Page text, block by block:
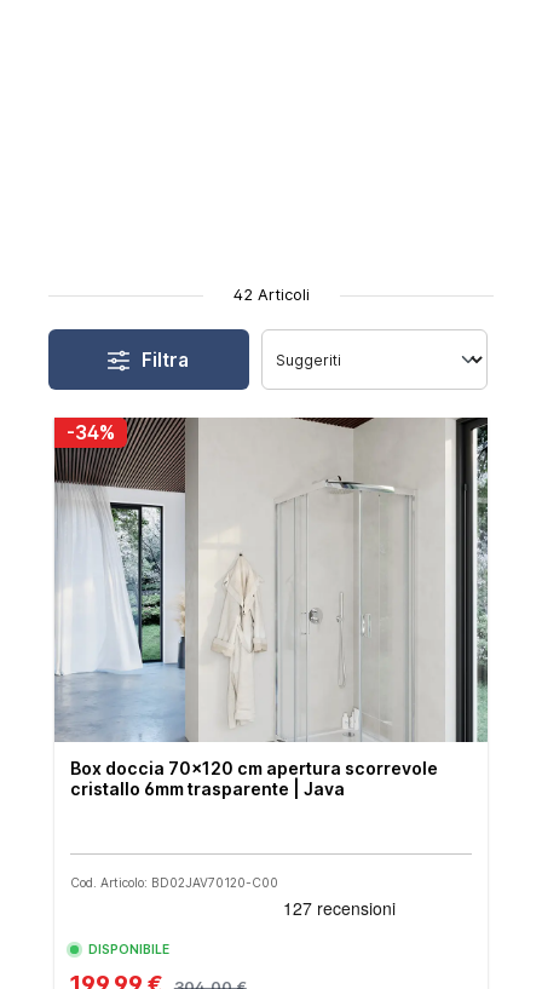
42 Articoli
Filtra
-34%
Box doccia 70x120 cm apertura scorrevole
cristallo 6mm trasparente | Java
Cod. Articolo: BD02JAV70120-C00
DISPONIBILE